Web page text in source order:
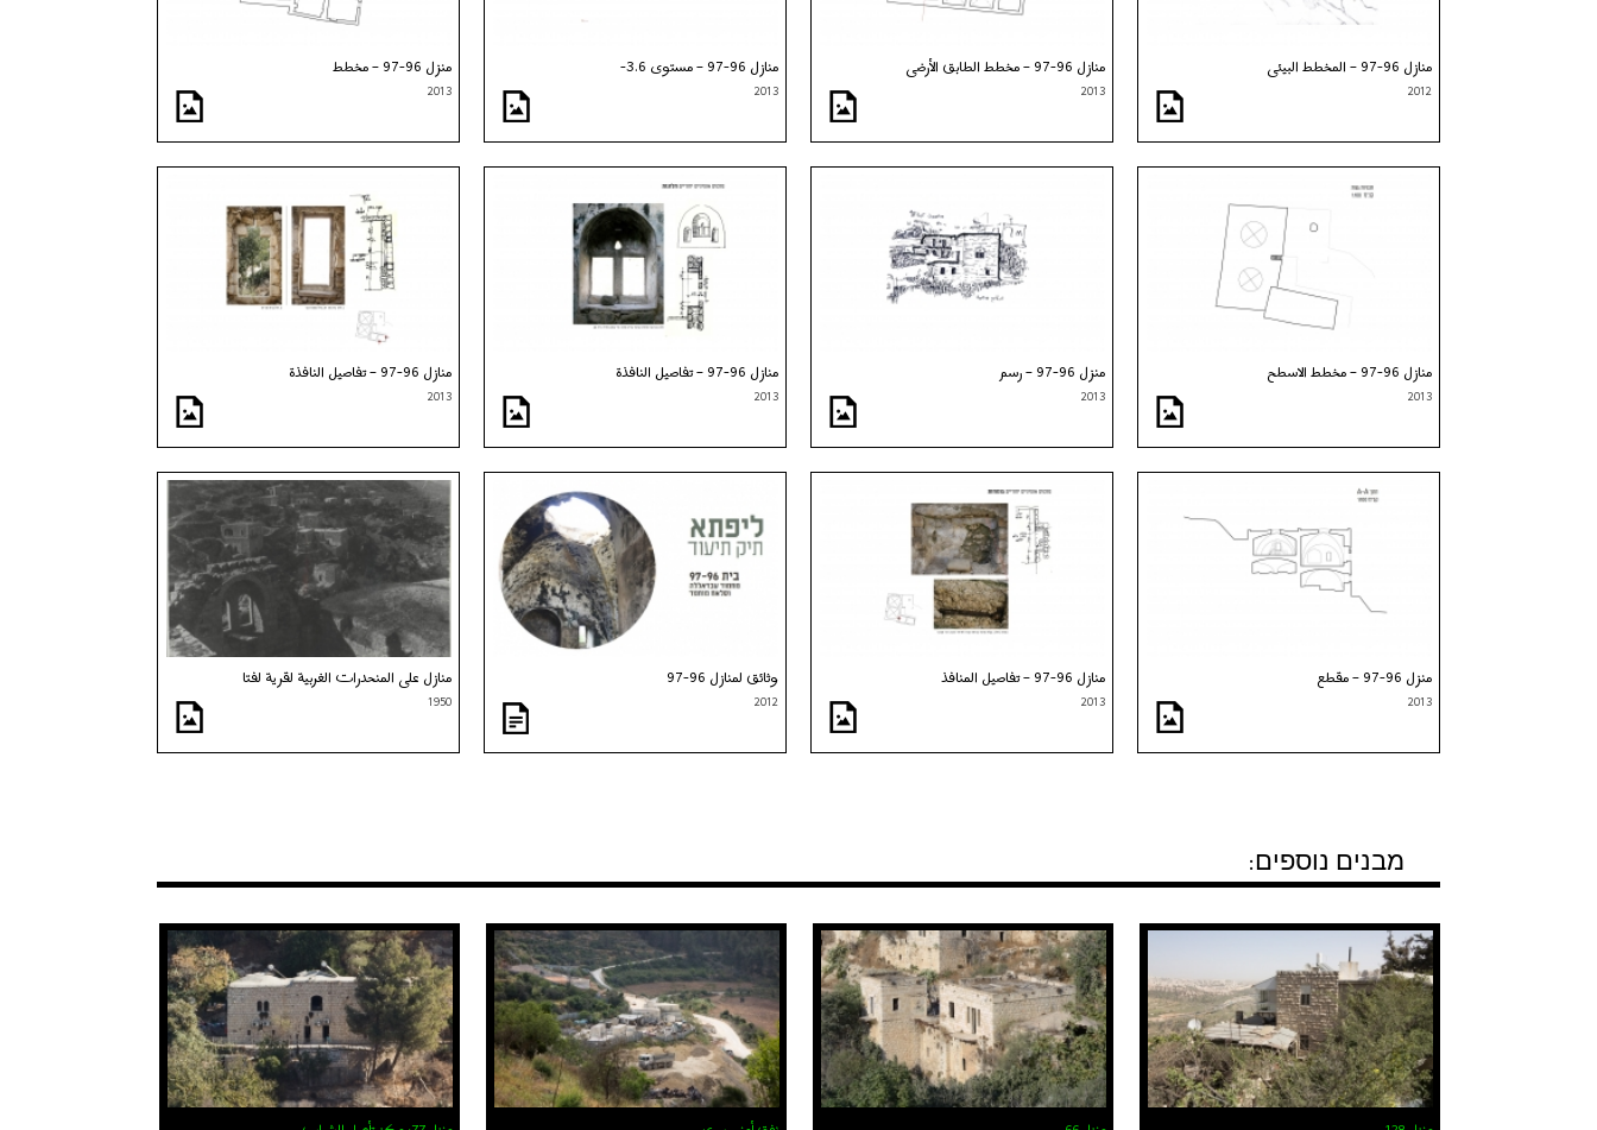
منازل 96-97 – المخطط البيئي
2012
منازل 96-97 – مخطط الطابق الأرضي
2013
منازل 96-97 – مستوى 3.6-
2013
منزل 96-97 – مخطط
2013
منازل 96-97 – مخطط الاسطح
2013
منزل 96-97 – رسم
2013
منازل 96-97 – تفاصيل النافذة
2013
منازل 96-97 – تفاصيل النافذة
2013
منزل 96-97 – مقطع
2013
منازل 96-97 – تفاصيل المنافذ
2013
وثائق لمنازل 96-97
2012
منازل على المنحدرات الغربية لقرية لفتا
1950
מבנים נוספים: